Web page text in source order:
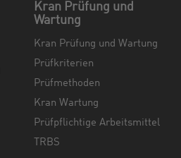
Kran Prüfung und
Wartung
Kran Prüfung und Wartung
Prüfkriterien
Prüfmethoden
Kran Wartung
Prüfpflichtige Arbeitsmittel
TRBS